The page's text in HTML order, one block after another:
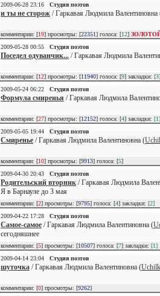
2009-06-28 23:16
Студия поэтов
и ты не сторож / Гаркавая Людмила Валентиновна
комментарии: [19] просмотры: [22351] голоса: [12]
2009-05-28 00:55
Студия поэтов
Поседел одуванчик... / Гаркавая Людмила
комментарии: [12] просмотры: [11940] голоса: [9] закладки: [3]
2009-05-24 06:22
Студия поэтов
Формула смиренья / Гаркавая Людмила
комментарии: [27] просмотры: [12152] голоса: [4] закладки: [1]
2009-05-05 19:44
Студия поэтов
Смиренье / Гаркавая Людмила Валентиновна (
комментарии: [10] просмотры: [9913] голоса: [5]
2009-04-30 20:43
Студия поэтов
Родительский вторник / Гаркавая Людмила
Я в Барнауле до 3 мая
комментарии: [2] просмотры: [9795] голоса: [4] закладки: [2]
2009-04-22 17:28
Студия поэтов
Самое-самое / Гаркавая Людмила Валентиновна (
сегодняшнее
комментарии: [5] просмотры: [10507] голоса: [7] закладки: [1]
2009-04-14 23:04
Студия поэтов
шуточка / Гаркавая Людмила Валентиновна (
комментарии: [0] просмотры: [9262]